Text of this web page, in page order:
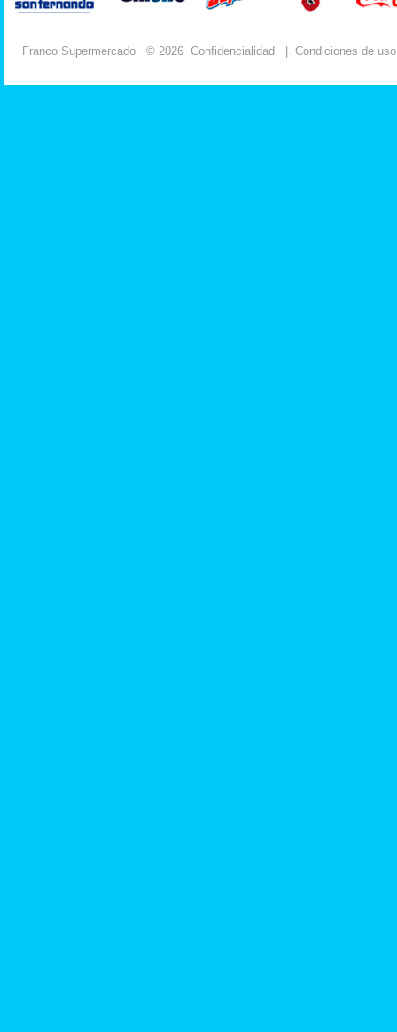
Franco Supermercado © 2026 Confidencialidad Condiciones de uso